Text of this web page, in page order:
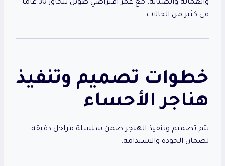
والعمالة والصيانة، مع عمر افتراضي طويل يتجاوز 30 عامًا
في كثير من الحالات.
خطوات تصميم وتنفيذ
هناجر الأحساء
يتم تصميم وتنفيذ الهنجر ضمن سلسلة مراحل دقيقة
لضمان الجودة والاستدامة.